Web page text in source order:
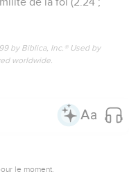
by Biblica, Inc.® Used by
worldwide.
le moment.